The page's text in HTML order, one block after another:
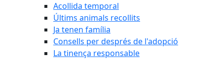
Acollida temporal
Últims animals recollits
Ja tenen família
Consells per després de l'adopció
La tinença responsable